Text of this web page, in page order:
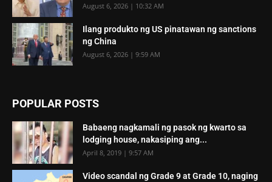
August 6, 2026 | 10:32 AM
Ilang produkto ng US pinatawan ng sanctions
ng China
August 6, 2026 | 9:59 AM
POPULAR POSTS
Babaeng nagkamali ng pasok ng kwarto sa
lodging house, nakasiping ang...
April 8, 2019 | 9:57 AM
Video scandal ng Grade 9 at Grade 10, naging